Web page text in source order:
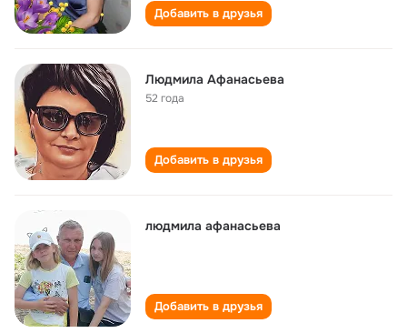
Добавить в друзья
Людмила Афанасьева
52 года
Добавить в друзья
людмила афанасьева
Добавить в друзья